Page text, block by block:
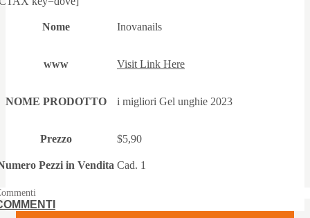
Nome Inovanails
www Visit Link Here
NOME PRODOTTO i migliori Gel unghie 2023
Prezzo $5,90
Pezzi in Vendita Cad. 1